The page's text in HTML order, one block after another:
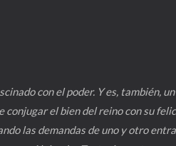
con el poder. Y es, también,
conjugar el bien del reino con su
las demandas de uno y otro